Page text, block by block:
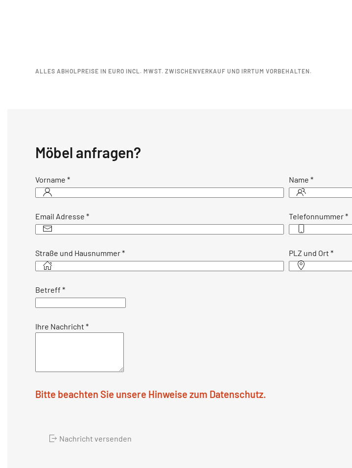
ALLES ABHOLPREISE IN EURO INCL. MWST. ZWISCHENVERKAUF UND IRRTUM VORBEHALTEN.
Möbel anfragen?
Vorname * Name *
Email Adresse * Telefonnummer*
Straße und Hausnummer* PLZ und Ort *
Betreff *
Ihre Nachricht *
Bitte beachten Sie unsere Hinweise zum Datenschutz.
Nachricht versenden